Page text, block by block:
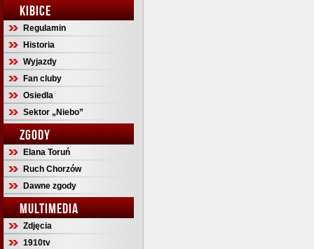
KIBICE
Regulamin
Historia
Wyjazdy
Fan cluby
Osiedla
Sektor „Niebo”
ZGODY
Elana Toruń
Ruch Chorzów
Dawne zgody
MULTIMEDIA
Zdjęcia
1910tv